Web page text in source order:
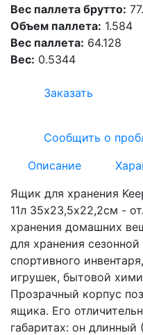
Вес паллета брутто:
Объем паллета: 1.584
Вес паллета: 64.128
Вес: 0.5344
Заказать
Сообщить о
Описание
Ящик для хранения
11л 35х23,5х22,2см -
хранения домашних
для хранения
спортивного
игрушек, бытовой
Прозрачный корпус
ящика. Его
габаритах: он